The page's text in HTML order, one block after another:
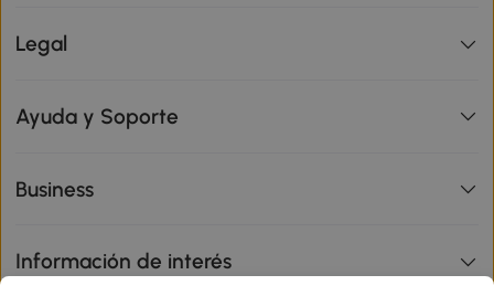
Legal
Ayuda y Soporte
Business
Información de interés